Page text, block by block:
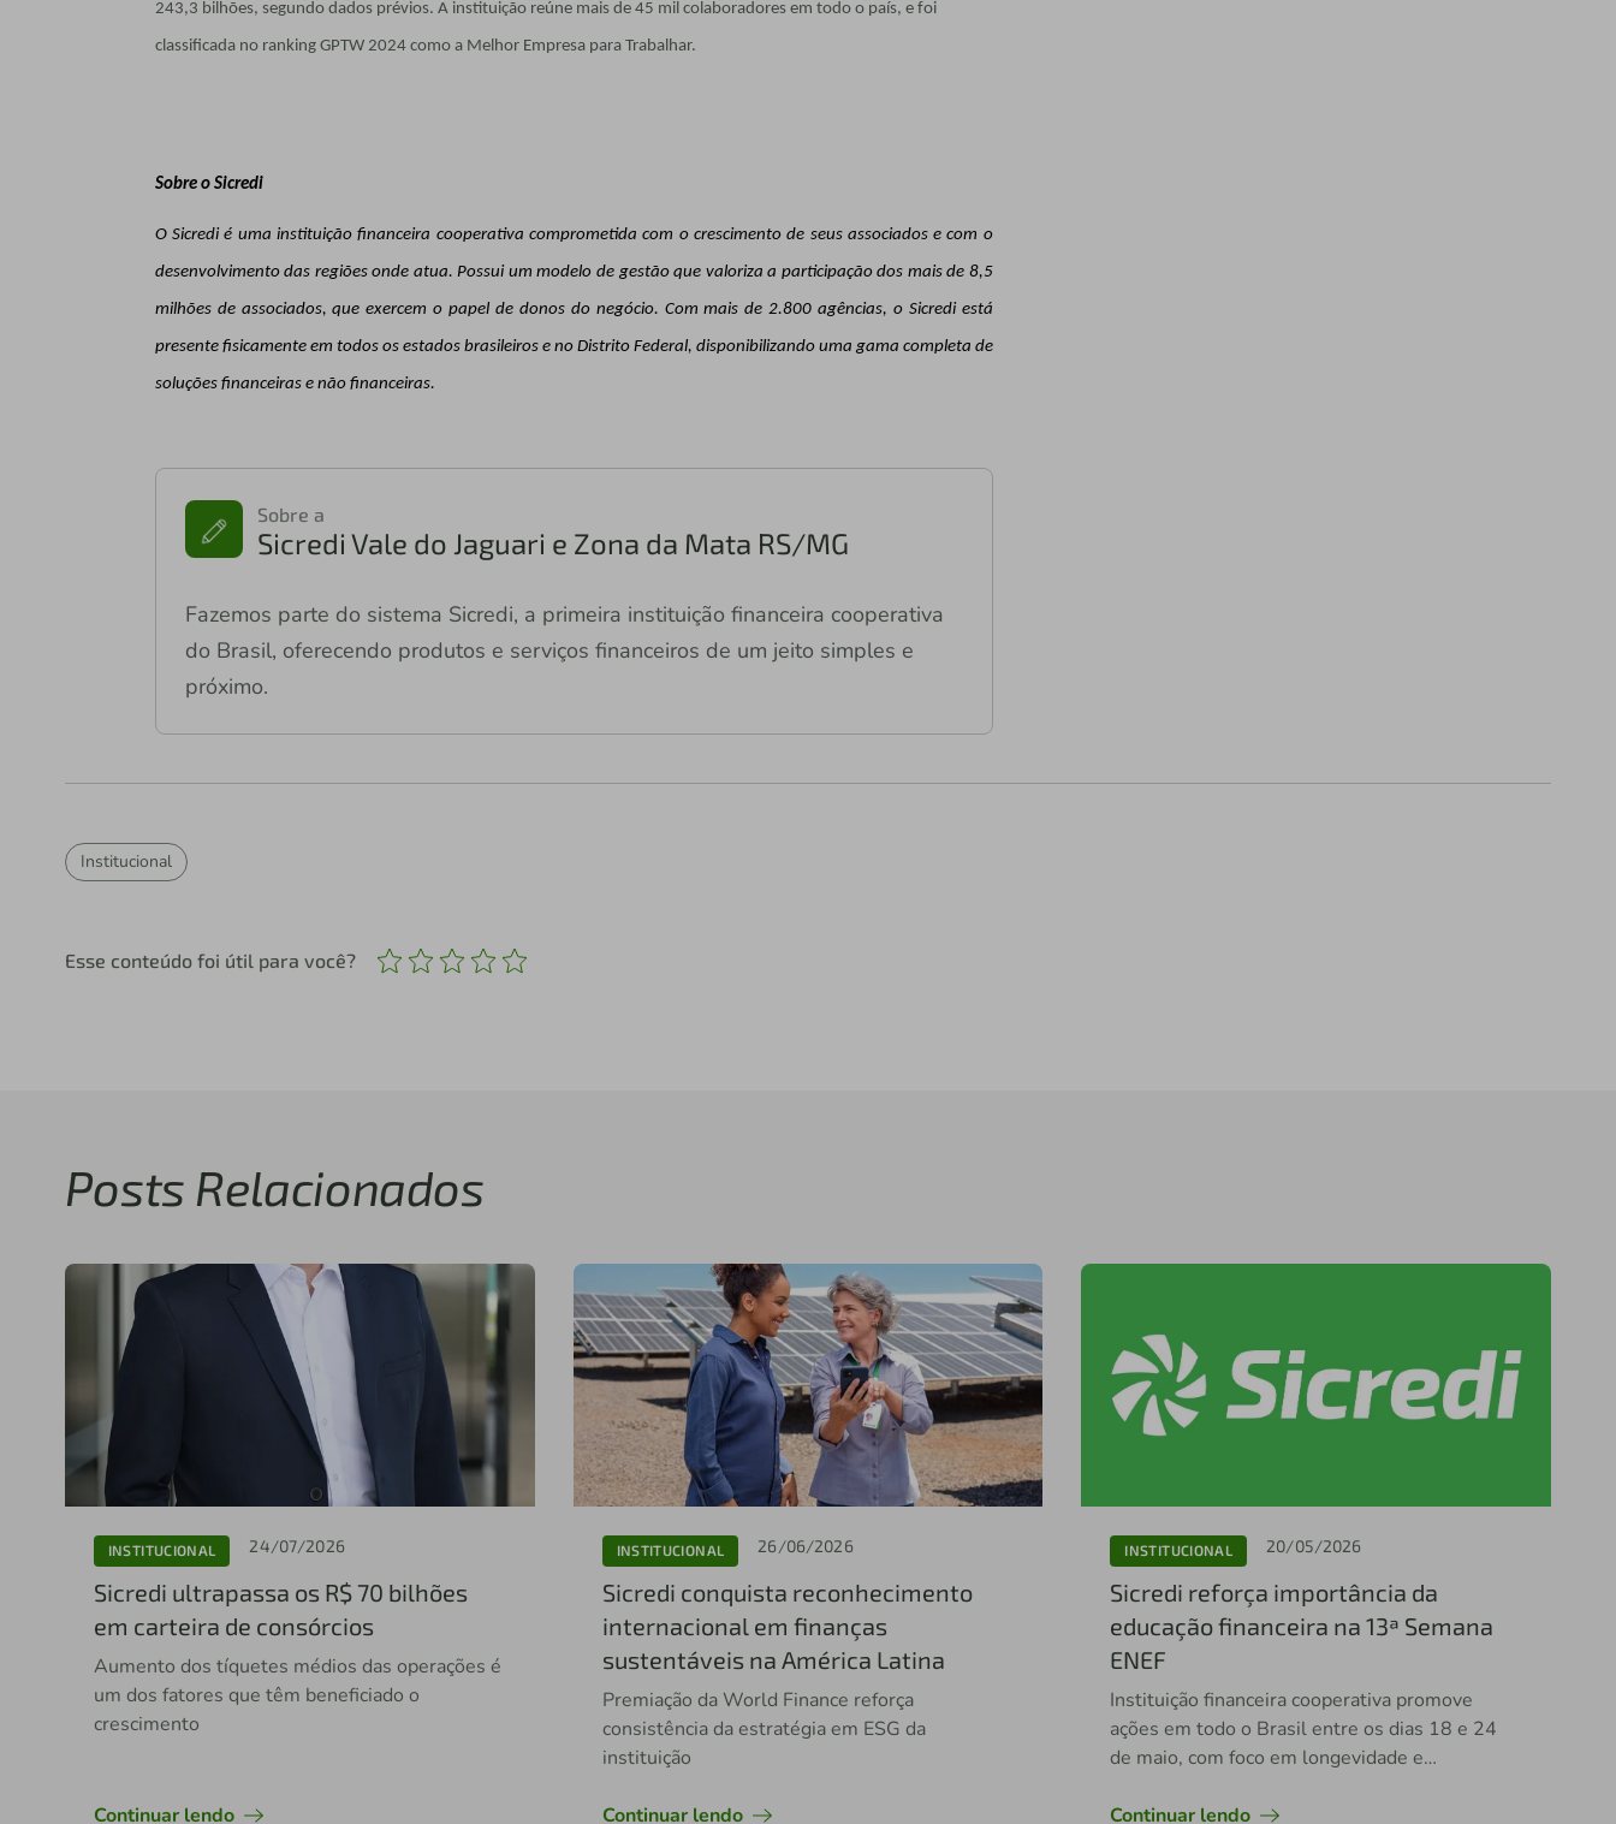
243,3 bilhões, segundo dados prévios. A instituição reúne mais de 45 mil colaboradores em todo o país, e foi
classificada no ranking GPTW 2024 como a Melhor Empresa para Trabalhar.
Sobre o Sicredi
O Sicredi é uma instituição financeira cooperativa comprometida com o crescimento de seus associados e com o
desenvolvimento das regiões onde atua. Possui um modelo de gestão que valoriza a participação dos mais de 8,5
milhões de associados, que exercem o papel de donos do negócio. Com mais de 2.800 agências, o Sicredi está
presente fisicamente em todos os estados brasileiros e no Distrito Federal, disponibilizando uma gama completa de
soluções financeiras e não financeiras.
Sobre a
Sicredi Vale do Jaguari e Zona da Mata RS/MG
Fazemos parte do sistema Sicredi, a primeira instituição financeira cooperativa
do Brasil, oferecendo produtos e serviços financeiros de um jeito simples e
próximo.
Institucional
Esse conteúdo foi útil para você?
Posts Relacionados
INSTITUCIONAL 24/07/2026
Sicredi ultrapassa os R$ 70 bilhões
em carteira de consórcios
Aumento dos tíquetes médios das operações é
um dos fatores que têm beneficiado o
crescimento
Continuar lendo
INSTITUCIONAL 26/06/2026
Sicredi conquista reconhecimento
internacional em finanças
sustentáveis na América Latina
Premiação da World Finance reforça
consistência da estratégia em ESG da
instituição
Continuar lendo
INSTITUCIONAL 20/05/2026
Sicredi reforça importância da
educação financeira na 13ª Semana
ENEF
Instituição financeira cooperativa promove
ações em todo o Brasil entre os dias 18 e 24
de maio, com foco em longevidade e
Continuar lendo